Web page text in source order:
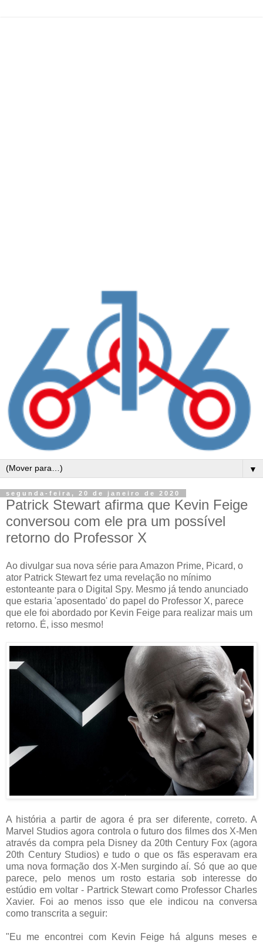
▼
segunda-feira, 20 de janeiro de 2020
Patrick Stewart afirma que Kevin Feige
conversou com ele pra um possível
retorno do Professor X
Ao divulgar sua nova série para Amazon Prime, Picard, o
ator Patrick Stewart fez uma revelação no mínimo
estonteante para o Digital Spy. Mesmo já tendo anunciado
que estaria 'aposentado' do papel do Professor X, parece
que ele foi abordado por Kevin Feige para realizar mais um
retorno. É, isso mesmo!
A história a partir de agora é pra ser diferente, correto. A
Marvel Studios agora controla o futuro dos filmes dos X-Men
através da compra pela Disney da 20th Century Fox (agora
20th Century Studios) e tudo o que os fãs esperavam era
uma nova formação dos X-Men surgindo aí. Só que ao que
parece, pelo menos um rosto estaria sob interesse do
estúdio em voltar - Partrick Stewart como Professor Charles
Xavier. Foi ao menos isso que ele indicou na conversa
como transcrita a seguir:
"Eu me encontrei com Kevin Feige há alguns meses e